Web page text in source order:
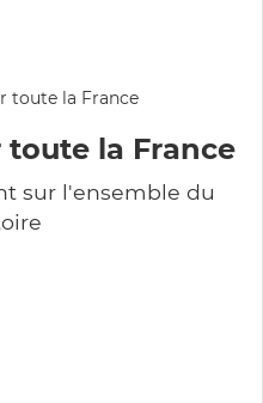
la France
sur l'ensemble du